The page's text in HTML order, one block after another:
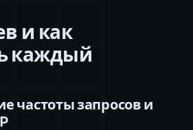
и как
каждый
частоты запросов и